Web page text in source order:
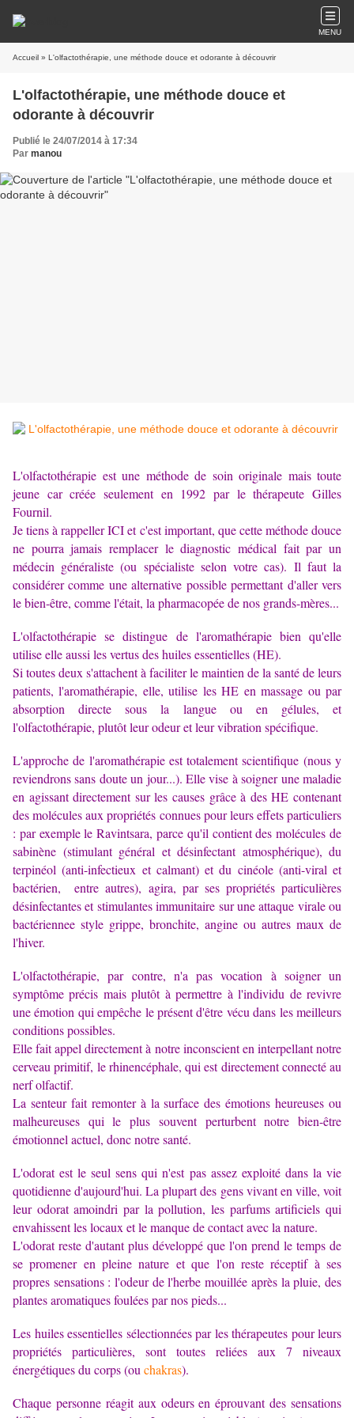
MENU
Accueil » L'olfactothérapie, une méthode douce et odorante à découvrir
L'olfactothérapie, une méthode douce et
odorante à découvrir
Publié le 24/07/2014 à 17:34
Par manou
L'olfactothérapie est une méthode de soin originale mais toute
jeune car créée seulement en 1992 par le thérapeute Gilles
Fournil.
Je tiens à rappeller ICI et c'est important, que cette méthode douce
ne pourra jamais remplacer le diagnostic médical fait par un
médecin généraliste (ou spécialiste selon votre cas). Il faut la
considérer comme une alternative possible permettant d'aller vers
le bien-être, comme l'était, la pharmacopée de nos grands-mères...
L'olfactothérapie se distingue de l'aromathérapie bien qu'elle
utilise elle aussi les vertus des huiles essentielles (HE).
Si toutes deux s'attachent à faciliter le maintien de la santé de leurs
patients, l'aromathérapie, elle, utilise les HE en massage ou par
absorption directe sous la langue ou en gélules, et
l'olfactothérapie, plutôt leur odeur et leur vibration spécifique.
L'approche de l'aromathérapie est totalement scientifique (nous y
reviendrons sans doute un jour...). Elle vise à soigner une maladie
en agissant directement sur les causes grâce à des HE contenant
des molécules aux propriétés connues pour leurs effets particuliers
: par exemple le Ravintsara, parce qu'il contient des molécules de
sabinène (stimulant général et désinfectant atmosphérique), du
terpinéol (anti-infectieux et calmant) et du cinéole (anti-viral et
bactérien, entre autres), agira, par ses propriétés particulières
désinfectantes et stimulantes immunitaire sur une attaque virale ou
bactériennee style grippe, bronchite, angine ou autres maux de
l'hiver.
L'olfactothérapie, par contre, n'a pas vocation à soigner un
symptôme précis mais plutôt à permettre à l'individu de revivre
une émotion qui empêche le présent d'être vécu dans les meilleurs
conditions possibles.
Elle fait appel directement à notre inconscient en interpellant notre
cerveau primitif, le rhinencéphale, qui est directement connecté au
nerf olfactif.
La senteur fait remonter à la surface des émotions heureuses ou
malheureuses qui le plus souvent perturbent notre bien-être
émotionnel actuel, donc notre santé.
L'odorat est le seul sens qui n'est pas assez exploité dans la vie
quotidienne d'aujourd'hui. La plupart des gens vivant en ville, voit
leur odorat amoindri par la pollution, les parfums artificiels qui
envahissent les locaux et le manque de contact avec la nature.
L'odorat reste d'autant plus développé que l'on prend le temps de
se promener en pleine nature et que l'on reste réceptif à ses
propres sensations : l'odeur de l'herbe mouillée après la pluie, des
plantes aromatiques foulées par nos pieds...
Les huiles essentielles sélectionnées par les thérapeutes pour leurs
propriétés particulières, sont toutes reliées aux 7 niveaux
énergétiques du corps (ou chakras).
Chaque personne réagit aux odeurs en éprouvant des sensations